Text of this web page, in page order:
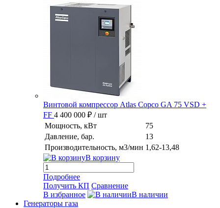
Винтовой компрессор Atlas Copco GA 75 VSD +
FF 4 400 000 ₽ / шт
Мощность, кВт
75
Давление, бар.
13
Производительность, м3/мин 1,62-13,48
В корзину
Подробнее
Получить КП Сравнение
В избранное
В наличии
Генераторы газа